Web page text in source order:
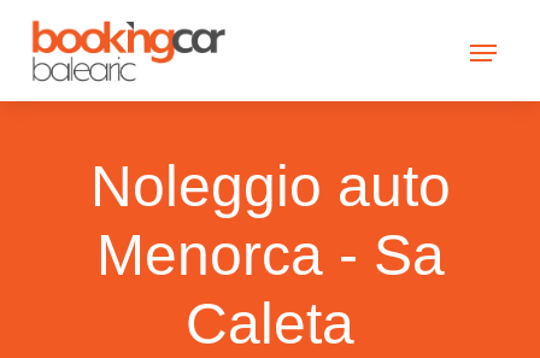
Noleggio auto
Menorca - Sa
Caleta